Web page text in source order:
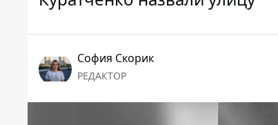
София Скорик
РЕДАКТОР